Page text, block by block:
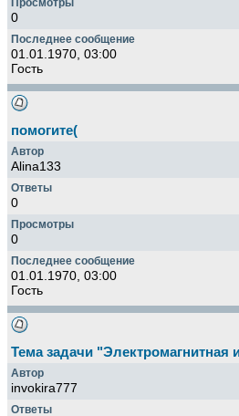
0
01.01.1970, 03:00
Гость
помогите(
Alina133
0
0
01.01.1970, 03:00
Гость
Тема задачи "Электромагнитная
invokira777